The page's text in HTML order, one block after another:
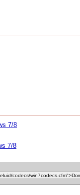
7/8
7/8